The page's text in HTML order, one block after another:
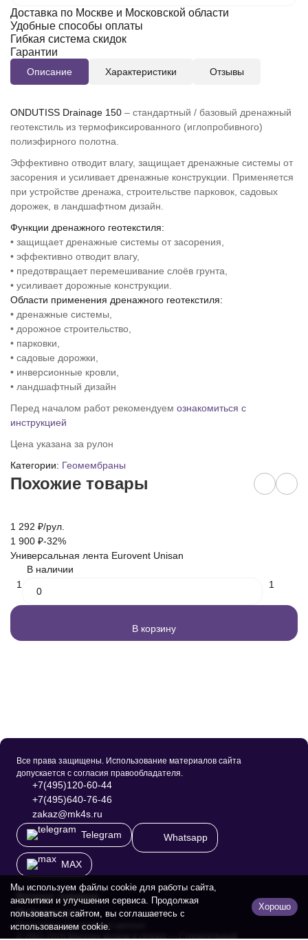
Доставка по Москве и Московской области
Удобные способы оплаты
Гибкая система скидок
Гарантии
Описание Характеристики Отзывы
ONDUTISS Drainage 150 – стандартный / базовый дренажный
геотекстиль из термофиксированного (иглопробивного)
полиэфирного полотна.
Эффективно отводит влагу, защищает дренажные системы от
засорения и усиливает дренажные конструкции. Применяется
при устройстве дренажа, строительстве парковок, садовых
дорожек, в ландшафтном дизайн.
Функции дренажного геотекстиля:
• защищает дренажные системы от засорения,
• эффективно отводит влагу,
• предотвращает перемешивание слоёв грунта,
• усиливает дорожные конструкции.
Области применения дренажного геотекстиля:
• дренажные системы,
• дорожное строительство,
• парковки,
• садовые дорожки,
• инверсионные кровли,
• ландшафтный дизайн
Перед началом работ рекомендуем ознакомиться с
инструкцией
Цена указана за рулон
Категории: Геомембраны
Похожие товары
1 292 ₽/рул.
1 900 ₽-32%
Универсальная лента Eurovent Unisan
В наличии
1
1
В корзину
Все права защищены. Использование материалов сайта
допускается с согласия правообладателя.
+7(495)120-60-44
+7(495)640-76-46
zakaz@mk4s.ru
Telegram
Whatsapp
MAX
Каталог товаров
Информация
Политика персональных данных
© 2001-2026 Магазин кровли 4 сезона — Строительный
Мы используем файлы cookie для работы сайта,
аналитики и улучшения сервиса. Продолжая
пользоваться сайтом, вы соглашаетесь с
использованием cookie.
Хорошо